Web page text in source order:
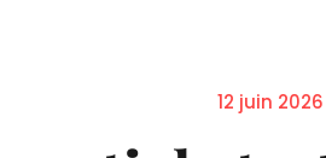
Posted
12 juin 2026